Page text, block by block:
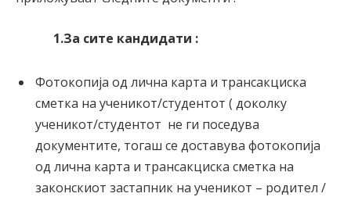
1.За сите кандидати :
Фотокопија од лична карта и трансакциска
сметка на ученикот/студентот ( доколку
ученикот/студентот не ги поседува
документите, тогаш се доставува фотокопија
од лична карта и трансакциска сметка на
законскиот застапник на ученикот – родител /